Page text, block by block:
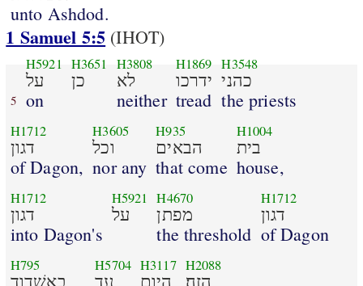
unto Ashdod.
1 Samuel 5:5 (IHOT)
5
H5921
על
on
H3651
כן
H3808
לא
neither
H1869
ידרכו
tread
H3548
כהני
the priests
H1712
דגון
of Dagon,
H3605
וכל
nor any
H935
הבאים
that come
H1004
בית
house,
H1712
דגון
into Dagon's
H5921
על
H4670
מפתן
the threshold
H1712
דגון
of Dagon
H795
באשׁדוד
H5704
עד
H3117
היום
H2088
הזה׃